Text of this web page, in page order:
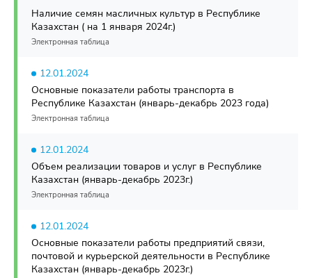
Наличие семян масличных культур в Республике
Казахстан ( на 1 января 2024г.)
Электронная таблица
12.01.2024
Основные показатели работы транспорта в
Республике Казахстан (январь-декабрь 2023 года)
Электронная таблица
12.01.2024
Объем реализации товаров и услуг в Республике
Казахстан (январь-декабрь 2023г.)
Электронная таблица
12.01.2024
Основные показатели работы предприятий связи,
почтовой и курьерской деятельности в Республике
Казахстан (январь-декабрь 2023г.)